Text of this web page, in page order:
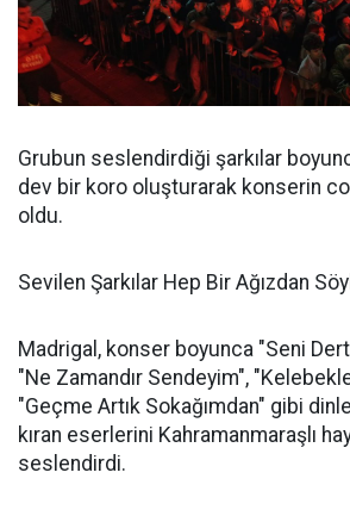
Grubun seslendirdiği şarkılar
dev bir koro oluşturarak konserin
oldu.
Sevilen Şarkılar Hep Bir Ağızdan
Madrigal, konser boyunca "Seni
"Ne Zamandır Sendeyim",
"Geçme Artık Sokağımdan" gibi
kıran eserlerini Kahramanmaraşlı
seslendirdi.